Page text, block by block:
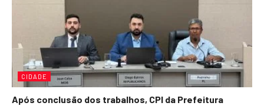
CIDADE
Após conclusão dos trabalhos, CPI da Prefeitura